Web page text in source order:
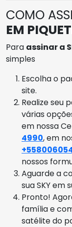
COMO
EM
Para assinar a
simples
Escolha o
site.
Realize seu
várias
em nossa
4990, em
nossos
Aguarde a
sua SKY em
Pronto!
família e
satélite do